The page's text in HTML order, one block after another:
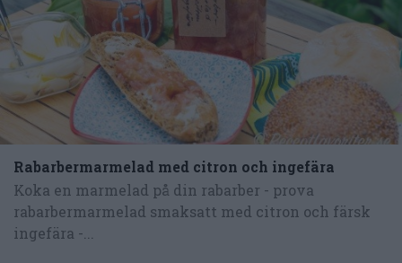
Rabarbermarmelad med citron och ingefära
Koka en marmelad på din rabarber - prova
rabarbermarmelad smaksatt med citron och färsk
ingefära -...